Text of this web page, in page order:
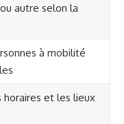
autre selon la
à mobilité
horaires et les lieux